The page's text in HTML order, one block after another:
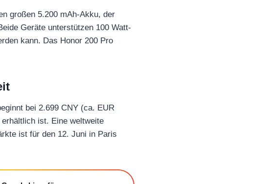
großen 5.200 mAh-Akku, der
Geräte unterstützen 100 Watt-
kann. Das Honor 200 Pro
bei 2.699 CNY (ca. EUR
ist. Eine weltweite
ist für den 12. Juni in Paris